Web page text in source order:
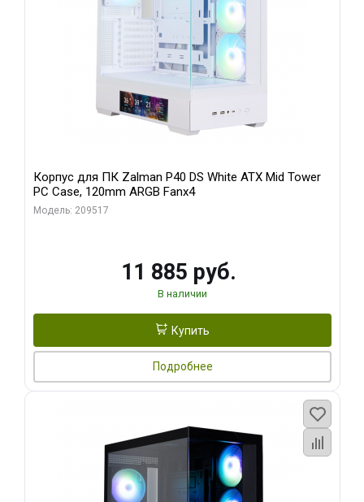
Корпус для ПК Zalman P40 DS White ATX Mid Tower
PC Case, 120mm ARGB Fanx4
Модель: 209517
11 885 руб.
В наличии
Купить
Подробнее